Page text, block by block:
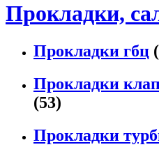
Прокладки,
Прокладки гбц
Прокладки
(53)
Прокладки